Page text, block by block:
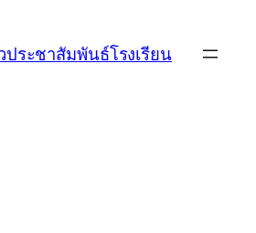
ระชาสัมพันธ์โรงเรียน